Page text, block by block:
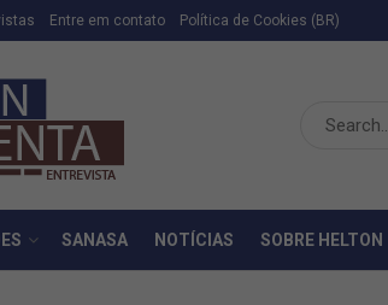
Entre em contato Política de Cookies (BR)
SANASA NOTÍCIAS SOBRE HELTON